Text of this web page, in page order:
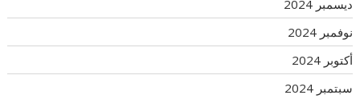
ديسمبر 2024
نوفمبر 2024
أكتوبر 2024
سبتمبر 2024